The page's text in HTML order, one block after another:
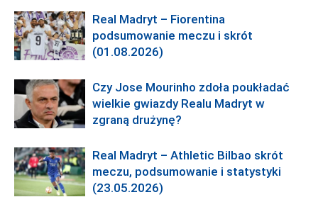
Real Madryt – Fiorentina
podsumowanie meczu i skrót
(01.08.2026)
Czy Jose Mourinho zdoła poukładać
wielkie gwiazdy Realu Madryt w
zgraną drużynę?
Real Madryt – Athletic Bilbao skrót
meczu, podsumowanie i statystyki
(23.05.2026)